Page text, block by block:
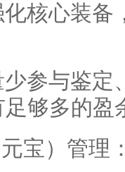
核心装备
参与鉴定
够多的盈
宝）管理